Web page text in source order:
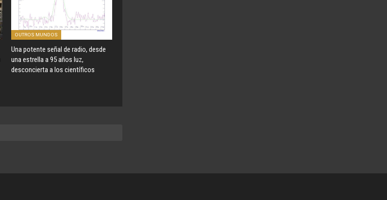
OUTROS MUNDOS
Una potente señal de radio, desde
una estrella a 95 años luz,
desconcierta a los científicos